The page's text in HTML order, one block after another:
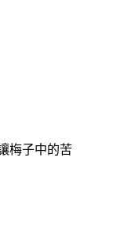
梅子中的苦